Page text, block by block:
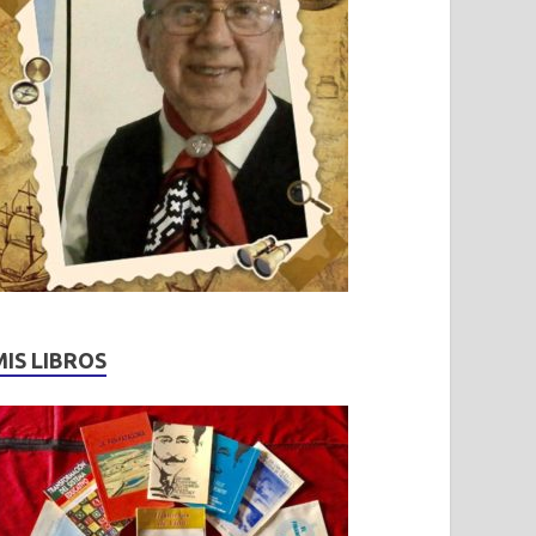
LIBROS